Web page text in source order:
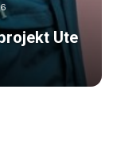
Ute